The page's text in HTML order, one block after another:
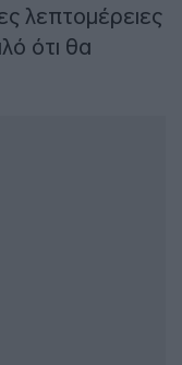
λεπτομέρειες
ότι θα